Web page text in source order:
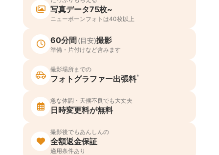
写真データ75枚~
ニューボーンフォトは40枚以上
60分間 (目安)撮影
準備・片付けなど含みます
撮影場所までの
フォトグラファー出張料*
急な体調・天候不良でも大丈夫
日時変更料が無料
撮影後でもあんしんの
全額返金保証
適用条件あり